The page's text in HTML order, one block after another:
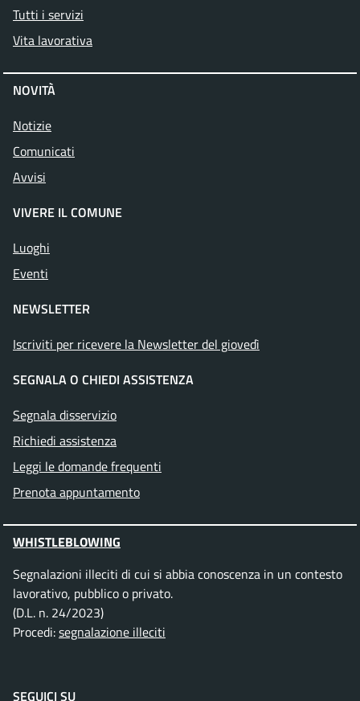
Tutti i servizi
Vita lavorativa
NOVITÀ
Notizie
Comunicati
Avvisi
VIVERE IL COMUNE
Luoghi
Eventi
NEWSLETTER
Iscriviti per ricevere la Newsletter del giovedì
SEGNALA O CHIEDI ASSISTENZA
Segnala disservizio
Richiedi assistenza
Leggi le domande frequenti
Prenota appuntamento
WHISTLEBLOWING
Segnalazioni illeciti di cui si abbia conoscenza in un contesto
lavorativo, pubblico o privato.
(D.L. n. 24/2023)
Procedi:segnalazione illeciti
SEGUICI SU